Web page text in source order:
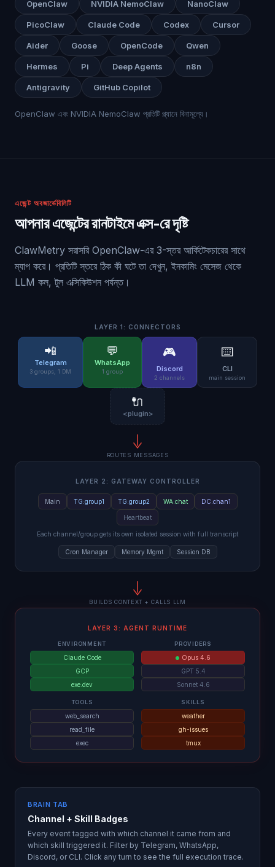
OpenClaw NVIDIA NemoClaw NanoClaw
PicoClaw Claude Code Codex Cursor
Aider Goose OpenCode Qwen
Hermes Pi Deep Agents n8n
Antigravity GitHub Copilot
OpenClaw এবং NVIDIA NemoClaw প্রতিটি প্ল্যানে বিনামূল্যে।
এজেন্ট অবজার্ভেবিলিটি
আপনার এজেন্টের রানটাইমে এক্স-রে দৃষ্টি
ClawMetry সরাসরি OpenClaw-এর 3-স্তর আর্কিটেকচারের সাথে
ম্যাপ করে। প্রতিটি স্তরে ঠিক কী ঘটে তা দেখুন, ইনকামিং মেসেজ থেকে
LLM কল, টুল এক্সিকিউশন পর্যন্ত।
LAYER 1: CONNECTORS
📲
Telegram
3 groups, 1 DM
💬
WhatsApp
1 group
🎮
Discord
2 channels
⌨️
CLI
main session
🔌
<plugin>
ROUTES MESSAGES
LAYER 2: GATEWAY CONTROLLER
Main TG:group1 TG:group2 WA:chat DC:chan1
Heartbeat
Each channel/group gets its own isolated session with full transcript
Cron Manager Memory Mgmt Session DB
BUILDS CONTEXT + CALLS LLM
LAYER 3: AGENT RUNTIME
ENVIRONMENT
Claude Code
GCP
exe.dev
PROVIDERS
Opus 4.6
GPT 5.4
Sonnet 4.6
TOOLS
web_search
read_file
exec
SKILLS
weather
gh-issues
tmux
BRAIN TAB
Channel + Skill Badges
Every event tagged with which channel it came from and
which skill triggered it. Filter by Telegram, WhatsApp,
Discord, or CLI. Click any turn to see the full execution trace.